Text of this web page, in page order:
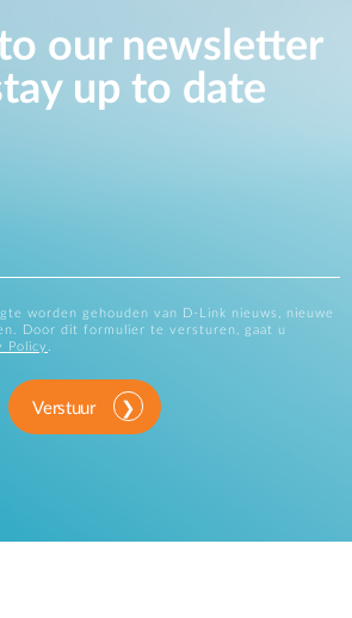
our newsletter
up to date
worden gehouden van D-Link nieuws, nieuwe
Door dit formulier te versturen, gaat u
Policy .
Verstuur